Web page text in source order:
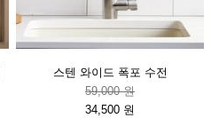
스텐 와이드 폭포 수전
59,000 원
34,500 원